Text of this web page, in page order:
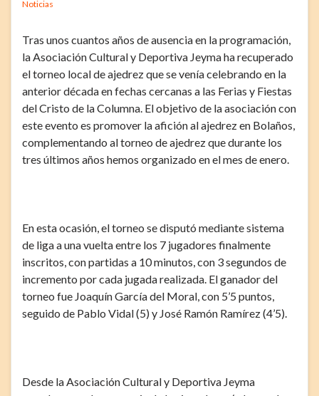
Noticias
Tras unos cuantos años de ausencia en la programación,
la Asociación Cultural y Deportiva Jeyma ha recuperado
el torneo local de ajedrez que se venía celebrando en la
anterior década en fechas cercanas a las Ferias y Fiestas
del Cristo de la Columna. El objetivo de la asociación con
este evento es promover la afición al ajedrez en Bolaños,
complementando al torneo de ajedrez que durante los
tres últimos años hemos organizado en el mes de enero.
En esta ocasión, el torneo se disputó mediante sistema
de liga a una vuelta entre los 7 jugadores finalmente
inscritos, con partidas a 10 minutos, con 3 segundos de
incremento por cada jugada realizada. El ganador del
torneo fue Joaquín García del Moral, con 5’5 puntos,
seguido de Pablo Vidal (5) y José Ramón Ramírez (4’5).
Desde la Asociación Cultural y Deportiva Jeyma